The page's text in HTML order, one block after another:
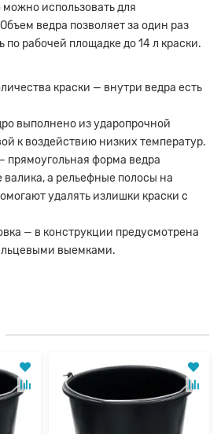
использовать для
ведра позволяет за один раз
по рабочей площадке до 14 л краски.
краски — внутри ведра есть
выполнено из ударопрочной
к воздействию низких температур.
прямоугольная форма ведра
валика, а рельефные полосы на
удалять излишки краски с
— в конструкции предусмотрена
выемками.